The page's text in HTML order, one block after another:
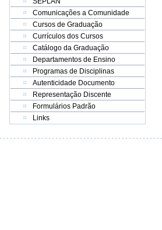
Comunicações a Comunidade
Cursos de Graduação
Currículos dos Cursos
Catálogo da Graduação
Departamentos de Ensino
Programas de Disciplinas
Autenticidade Documento
Representação Discente
Formulários Padrão
Links